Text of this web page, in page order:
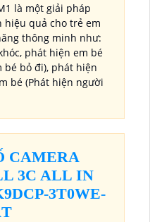
là một giải pháp
hiệu quả cho trẻ em
thông minh như:
phát hiện em bé
bé bỏ đi), phát hiện
bé (Phát hiện người
CAMERA
3C ALL IN
3T0WE-